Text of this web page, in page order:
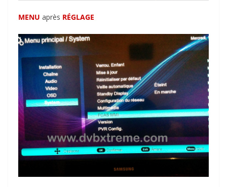
MENU après RÉGLAGE